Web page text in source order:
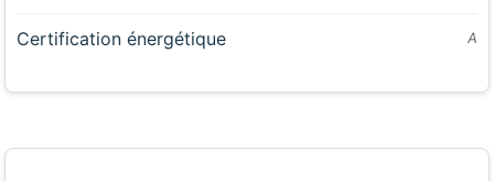
Certification énergétique A